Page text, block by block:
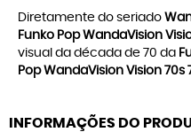
Diretamente do seriado
Funko Pop WandaVision
visual da década de 70 da
Pop WandaVision Vision 70s
INFORMAÇÕES DO